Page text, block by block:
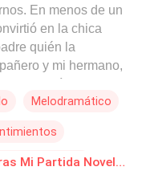
En menos de un
en la chica
quién la
y mi hermano,
al fuego el collar que
atrás, y, luego,
a mi madre.
Melodramático
Regresiva El Arrepentimiento De Mi Familia Tras Mi Partida Novelas Online Descarga gratuita de PDF